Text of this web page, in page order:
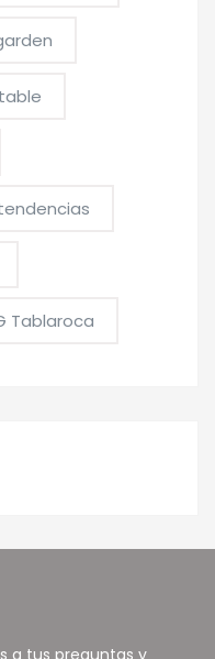
Tablaroca
a tus preguntas y